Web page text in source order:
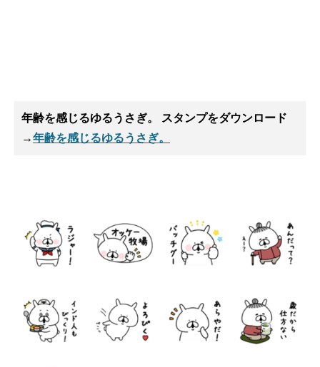
年齢を感じるゆるうさぎ。 スタンプをダウンロード
→年齢を感じるゆるうさぎ。